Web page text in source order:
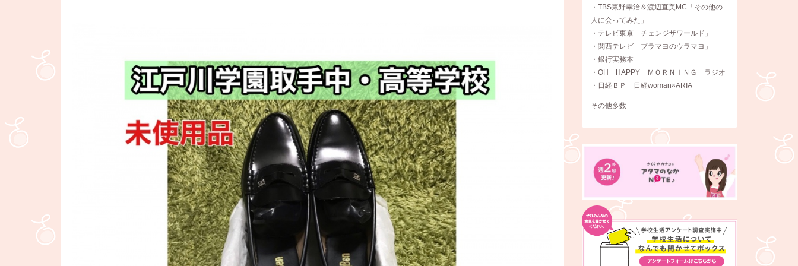
・TBS東野幸治＆渡辺直美MC「その他の
人に会ってみた」
・テレビ東京「チェンジザワールド」
・関西テレビ「ブラマヨのウラマヨ」
・銀行実務本
・OH HAPPY ＭＯＲＮＩＮＧ ラジオ
・日経ＢＰ 日経woman×ARIA
その他多数